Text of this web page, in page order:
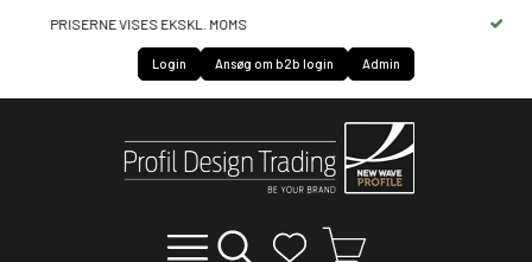
HURTIG SERVICE OF LEVERING
Login Ansøg om b2b login Admin